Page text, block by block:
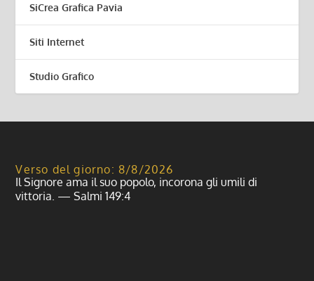
SiCrea Grafica Pavia
Siti Internet
Studio Grafico
Verso del giorno: 8/8/2026
Il Signore ama il suo popolo, incorona gli umili di
vittoria. — Salmi 149:4